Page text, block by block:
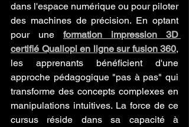
dans l'espace numérique ou pour piloter
des machines de précision. En optant
pour une formation impression 3D
certifié Qualiopi en ligne sur fusion 360,
les apprenants bénéficient d'une
approche pédagogique "pas à pas" qui
transforme des concepts complexes en
manipulations intuitives. La force de ce
cursus réside dans sa capacité à